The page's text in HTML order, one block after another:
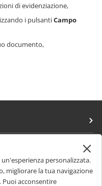
di evidenziazione,
i pulsantiCampo
documento,
personalizzata.
migliorare la tua navigazione
acconsentire